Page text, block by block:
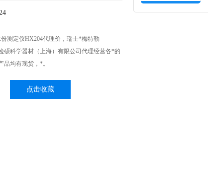
测定仪HX204代理价，瑞士*梅特勒
硕科学器材（上海）有限公司代理经营各*的
品均有现货，*。
点击收藏